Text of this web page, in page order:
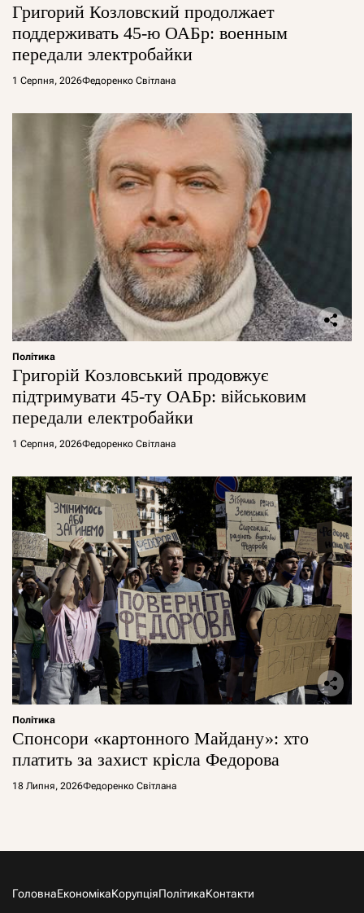
Григорий Козловский продолжает
поддерживать 45-ю ОАБр: военным
передали электробайки
1 Серпня, 2026Федоренко Світлана
Політика
Григорій Козловський продовжує
підтримувати 45-ту ОАБр: військовим
передали електробайки
1 Серпня, 2026Федоренко Світлана
Політика
Спонсори «картонного Майдану»: хто
платить за захист крісла Федорова
18 Липня, 2026Федоренко Світлана
ГоловнаЕкономікаКорупціяПолітикаКонтакти